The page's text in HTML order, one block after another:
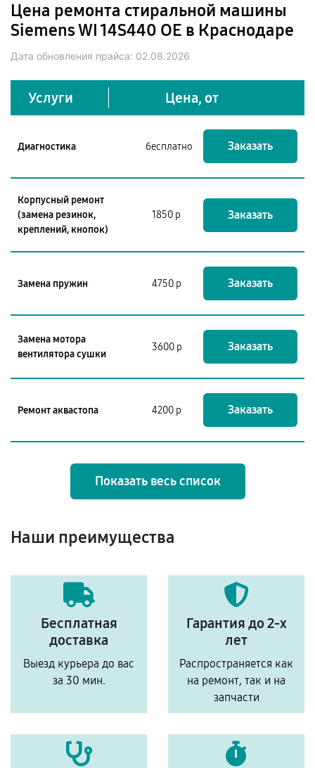
Цена ремонта стиральной машины
Siemens WI 14S440 OE в Краснодаре
Дата обновления прайса: 02.08.2026
Услуги Цена, от
Диагностика бесплатно Заказать
Корпусный ремонт
(замена резинок,
креплений, кнопок)
1850 р Заказать
Замена пружин 4750 р Заказать
Замена мотора
вентилятора сушки
3600 р Заказать
Ремонт аквастопа 4200 р Заказать
Показать весь список
Наши преимущества
Бесплатная
доставка
Выезд курьера до вас
за 30 мин.
Гарантия до 2-х
лет
Распространяется как
на ремонт, так и на
запчасти